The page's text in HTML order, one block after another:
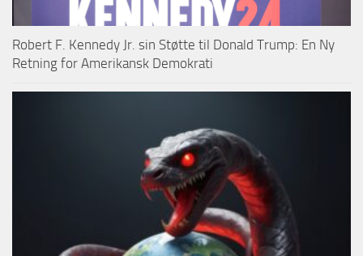
Robert F. Kennedy Jr. sin Støtte til Donald Trump: En Ny
Retning for Amerikansk Demokrati